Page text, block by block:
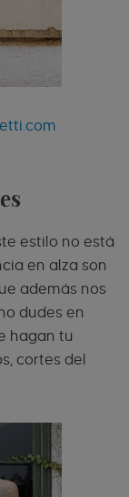
estilo no está
en alza son
además nos
dudes en
hagan tu
cortes del